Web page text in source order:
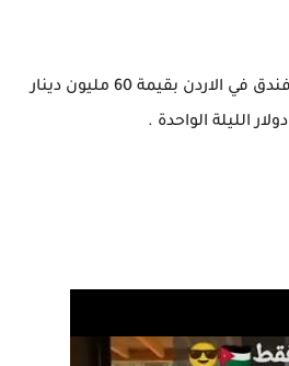
ضحى العريبي تسكن في فندق في الاردن بقيمة 60 مليون دينار